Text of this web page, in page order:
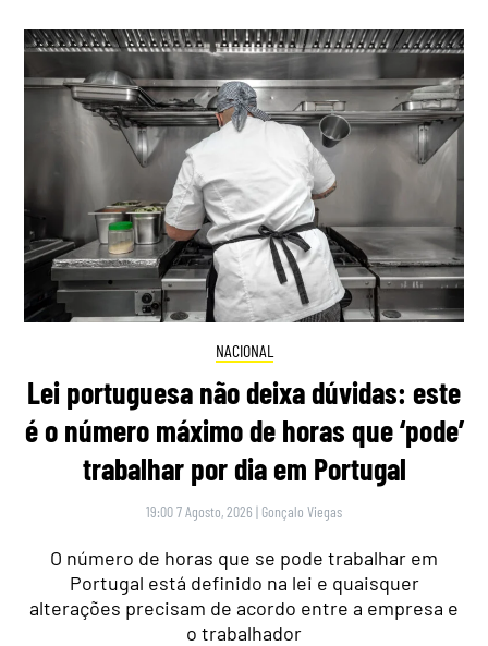
NACIONAL
Lei portuguesa não deixa dúvidas: este
é o número máximo de horas que ‘pode’
trabalhar por dia em Portugal
19:00 7 Agosto, 2026 | Gonçalo Viegas
O número de horas que se pode trabalhar em
Portugal está definido na lei e quaisquer
alterações precisam de acordo entre a empresa e
o trabalhador